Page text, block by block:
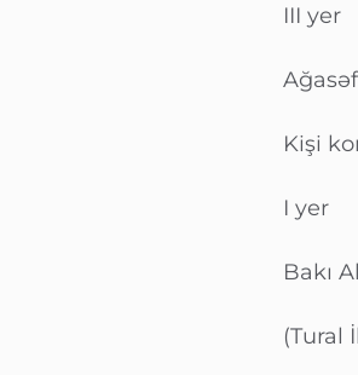
III yer
Kişi
I yer
Bakı
(Tural